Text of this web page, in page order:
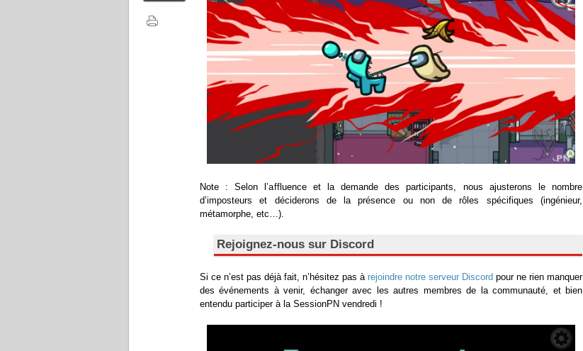
Note : Selon l’affluence et la demande des participants, nous ajusterons le nombre
d’imposteurs et déciderons de la présence ou non de rôles spécifiques (ingénieur,
métamorphe, etc…).
Rejoignez-nous sur Discord
Si ce n’est pas déjà fait, n’hésitez pas à rejoindre notre serveur Discord pour ne rien manquer
des événements à venir, échanger avec les autres membres de la communauté, et bien
entendu participer à la SessionPN vendredi !